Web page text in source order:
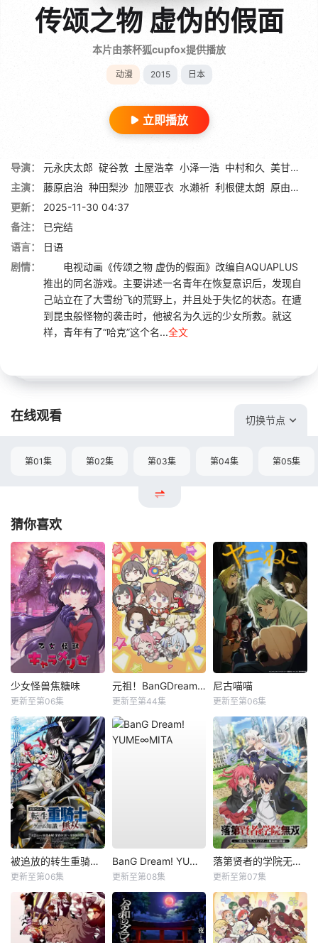
传颂之物 虚伪的假面
本片由茶杯狐cupfox提供播放
动漫 2015 日本
立即播放
导演： 元永庆太郎 碇谷敦 土屋浩幸 小泽一浩 中村和久 美甘义人
主演：
藤原启治 种田梨沙 加隈亚衣 水濑祈 利根健太朗 原由实
更新：
2025-11-30 04:37
备注：
已完结
语言：
日语
剧情：
电视动画《传颂之物 虚伪的假面》改编自AQUAPLUS
推出的同名游戏。主要讲述一名青年在恢复意识后，发现自
己站立在了大雪纷飞的荒野上，并且处于失忆的状态。在遭
到昆虫般怪物的袭击时，他被名为久远的少女所救。就这
样，青年有了“哈克”这个名...全文
在线观看 切换节点
第01集 第02集 第03集 第04集 第05集
猜你喜欢
少女怪兽焦糖味
更新至第06集
元祖！BanGDream酱
更新至第44集
尼古喵喵
更新至第06集
被追放的转生重骑士用游戏知识开无双
更新至第06集
BanG Dream! YUME∞MITA
更新至第08集
落第贤者的学院无双第二回转生，S等级作弊魔术师冒险记
更新至第07集